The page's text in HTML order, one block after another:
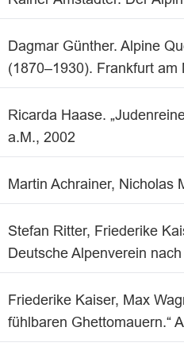
Dagmar Günther. Alpine
(1870–1930). Frankfurt am
Ricarda Haase.
a.M., 2002
Martin Achrainer, Nicholas
Stefan Ritter, Friederike
Deutsche Alpenverein
Friederike Kaiser, Max
fühlbaren Ghettomauern.“